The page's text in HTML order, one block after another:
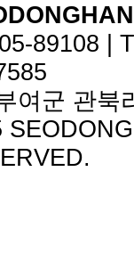
89108 |
여군 관북